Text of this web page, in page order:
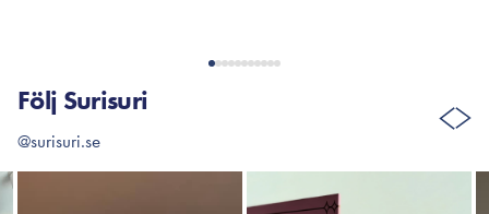
Följ Surisuri
@surisuri.se